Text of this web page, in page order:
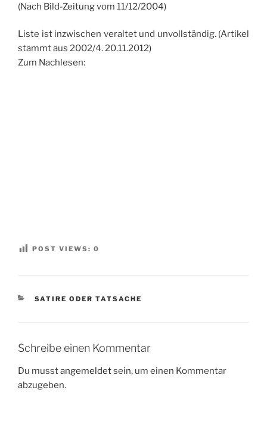
(Nach Bild-Zeitung vom 11/12/2004)
Liste ist inzwischen veraltet und unvollständig. (Artikel
stammt aus 2002/4. 20.11.2012)
Zum Nachlesen:
POST VIEWS: 0
KATEGORIEN
SATIRE ODER TATSACHE
Schreibe einen Kommentar
Du musstangemeldetsein, um einen Kommentar
abzugeben.